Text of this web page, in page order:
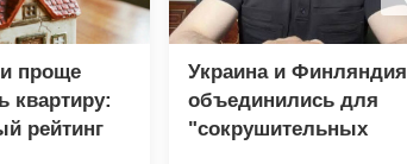
проще
квартиру:
рейтинг
Украина и Финляндия
объединились для
"сокрушительных